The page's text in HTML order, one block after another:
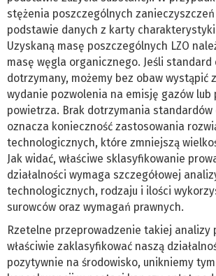
stężenia poszczególnych
podstawie danych z karty
Uzyskaną masę poszczególnych LZO
masę węgla organicznego. Jeśli
dotrzymany, możemy bez obaw wystąpić
wydanie pozwolenia na emisję gazów lub
powietrza. Brak dotrzymania standardów
oznacza konieczność zastosowania
technologicznych, które zmniejszą
Jak widać, właściwe sklasyfikowanie
działalności wymaga szczegółowej
technologicznych, rodzaju i ilości
surowców oraz wymagań prawnych.
Rzetelne przeprowadzenie takiej analizy
właściwie zaklasyfikować naszą
pozytywnie na środowisko, unikniemy